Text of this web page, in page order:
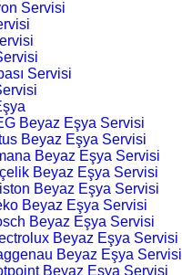
Servisi
Servisi
Beyaz Eşya Servisi
Beyaz Eşya Servisi
Beyaz Eşya Servisi
Beyaz Eşya Servisi
Beyaz Eşya Servisi
Beyaz Eşya Servisi
Beyaz Eşya Servisi
Beyaz Eşya Servisi
Beyaz Eşya Servisi
Beyaz Eşya Servisi